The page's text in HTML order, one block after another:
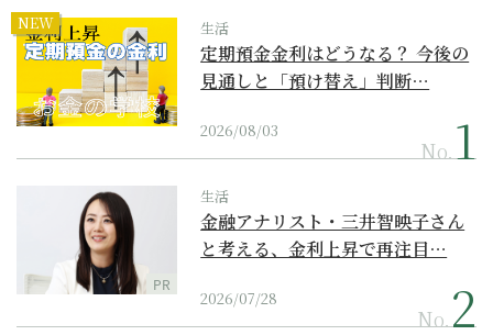
NEW 生活
定期預金金利はどうなる？ 今後の
見通しと「預け替え」判断…
2026/08/03
No.
PR
生活
金融アナリスト・三井智映子さん
と考える、金利上昇で再注目…
2026/07/28
No.